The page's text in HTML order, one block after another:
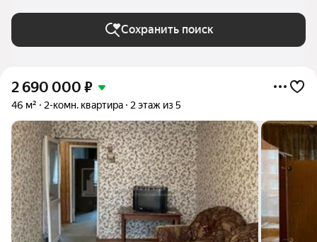
Сохранить поиск
2 690 000 ₽
46 м² 2-комн. квартира 2 этаж из 5